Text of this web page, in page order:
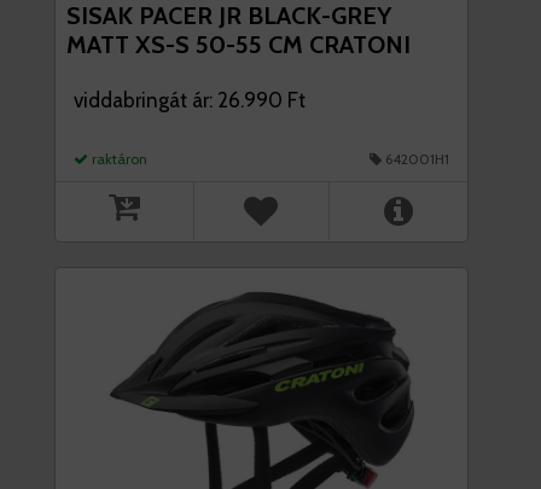
SISAK PACER JR BLACK-GREY
MATT XS-S 50-55 CM CRATONI
viddabringát ár: 26.990 Ft
raktáron 642001H1